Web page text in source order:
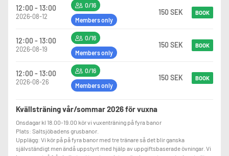
Avancerad
alla slagen bra. Har en mycket bra fysik och bra rörlighet på banan.
12:00 - 13:00
2026-08-12
0/16
Members only
150 SEK BOOK
12:00 - 13:00
2026-08-19
0/16
Members only
150 SEK BOOK
12:00 - 13:00
2026-08-26
0/16
Members only
150 SEK BOOK
Kvällsträning vår/sommar 2026 för vuxna
Onsdagar kl 18.00-19.00 kör vi vuxenträning på fyra banor
Plats: Saltsjöbadens grusbanor.
Upplägg: Vi kör på på fyra banor med tre tränare så det blir ganska
självständigt men ändå uppstyrt med hjälp av uppgiftsbaserade övningar. Vi